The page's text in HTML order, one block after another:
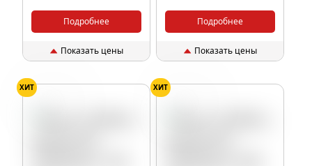
Подробнее
Показать цены
Подробнее
Показать цены
ХИТ
ХИТ